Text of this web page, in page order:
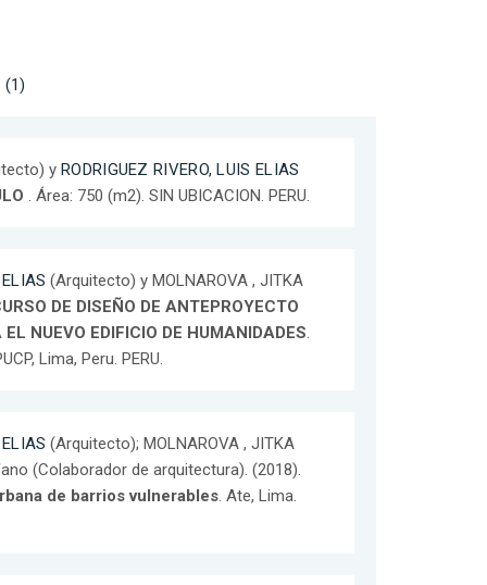
(1)
y RODRIGUEZ RIVERO, LUIS ELIAS
. Área: 750 (m2). SIN UBICACION. PERU.
(Arquitecto) y MOLNAROVA , JITKA
DE DISEÑO DE ANTEPROYECTO
NUEVO EDIFICIO DE HUMANIDADES.
Lima, Peru. PERU.
(Arquitecto); MOLNAROVA , JITKA
(Colaborador de arquitectura). (2018).
de barrios vulnerables. Ate, Lima.